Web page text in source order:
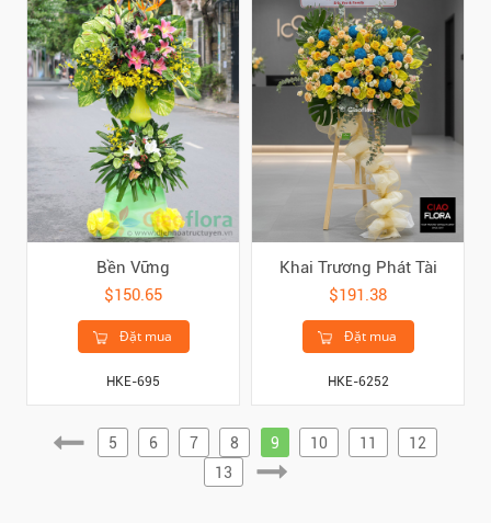
Bền Vững
$150.65
Đặt mua
HKE-695
Khai Trương Phát Tài
$191.38
Đặt mua
HKE-6252
5 6 7 8 9 10 11
12
13